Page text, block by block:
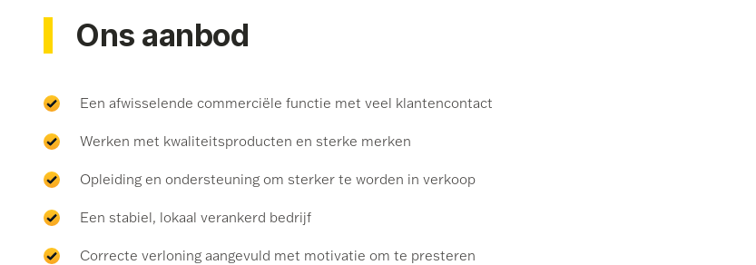
Ons aanbod
⁠Een afwisselende commerciële functie met veel klantencontact
⁠Werken met kwaliteitsproducten en sterke merken
Opleiding en ondersteuning om sterker te worden in verkoop
⁠Een stabiel, lokaal verankerd bedrijf
⁠Correcte verloning aangevuld met motivatie om te presteren